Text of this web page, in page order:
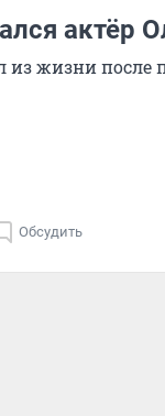
актёр
жизни после
Обсудить